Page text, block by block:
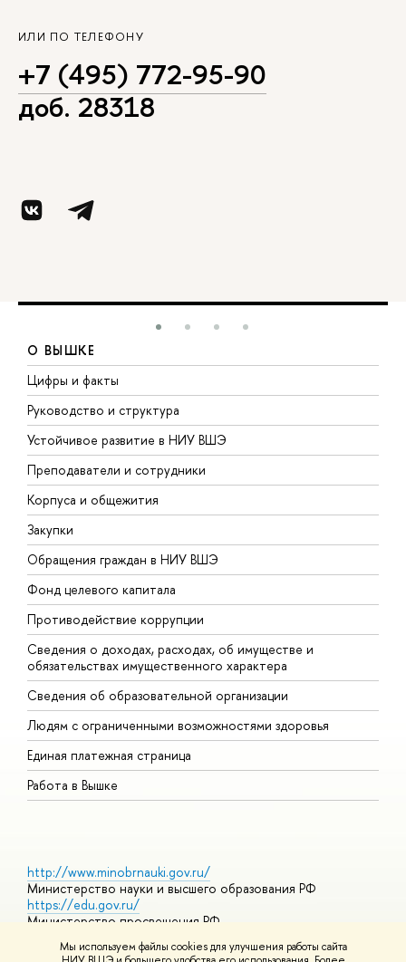
Мы используем файлы cookies для улучшения работы сайта
ИЛИ ПО ТЕЛЕФОНУ
+7 (495) 772-95-90
доб. 28318
О ВЫШКЕ
Цифры и факты
Руководство и структура
Устойчивое развитие в НИУ ВШЭ
Преподаватели и сотрудники
Корпуса и общежития
Закупки
Обращения граждан в НИУ ВШЭ
Фонд целевого капитала
Противодействие коррупции
Сведения о доходах, расходах, об имуществе и
обязательствах имущественного характера
Сведения об образовательной организации
Людям с ограниченными возможностями здоровья
Единая платежная страница
Работа в Вышке
http://www.minobrnauki.gov.ru/
Министерство науки и высшего образования РФ
https://edu.gov.ru/
Министерство просвещения РФ
https://elearning.hse.ru/mooc
Массовые открытые онлайн-курсы